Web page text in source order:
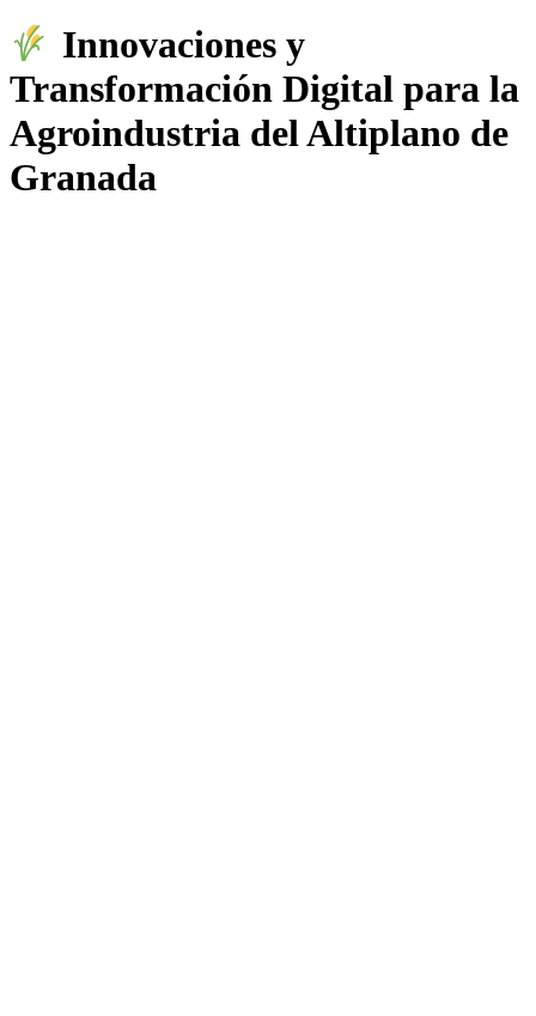
Innovaciones y
Transformación Digital para la
Agroindustria del Altiplano de
Granada